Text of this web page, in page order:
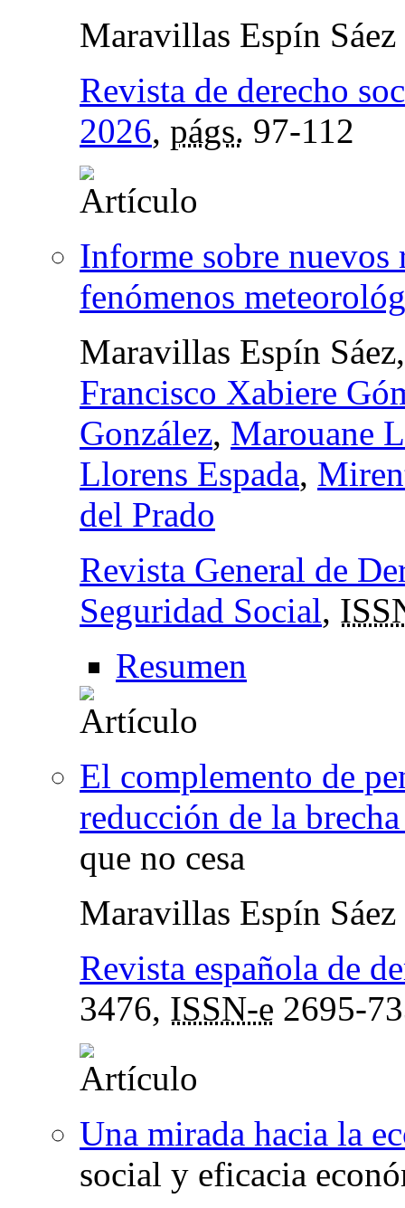
Maravillas Espín Sáez
Revista de derecho
2026, págs. 97-112
Informe sobre nuevos
fenómenos
Maravillas Espín
Francisco Xabiere
González, Marouane
Llorens Espada,
del Prado
Revista General de
Seguridad Social,
Resumen
El complemento de
reducción de la
que no cesa
Maravillas Espín Sáez
Revista española de
3476, ISSN-e 2695-
Una mirada hacia la
social y eficacia